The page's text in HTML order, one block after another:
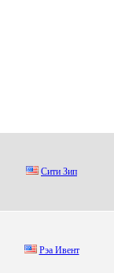
Сити Зип
Рэa Ивент